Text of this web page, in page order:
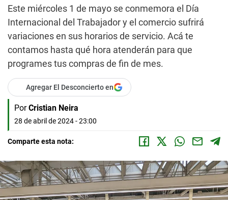
Este miércoles 1 de mayo se conmemora el Día
Internacional del Trabajador y el comercio sufrirá
variaciones en sus horarios de servicio. Acá te
contamos hasta qué hora atenderán para que
programes tus compras de fin de mes.
Agregar El Desconcierto en
Por Cristian Neira
28 de abril de 2024 - 23:00
Comparte esta nota: